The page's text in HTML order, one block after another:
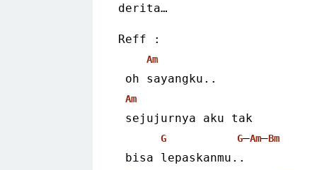
derita…
Reff :
Am
oh sayangku..
Am
sejujurnya aku tak
G G–Am–Bm
bisa lepaskanmu..